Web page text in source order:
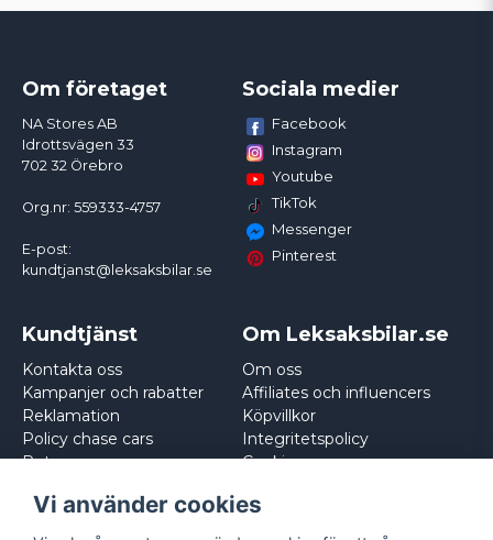
Om företaget
NA Stores AB
Idrottsvägen 33
702 32 Örebro
Org.nr: 559333-4757
E-post:
kundtjanst@leksaksbilar.se
Sociala medier
Facebook
Instagram
Youtube
TikTok
Messenger
Pinterest
Kundtjänst
Kontakta oss
Kampanjer och rabatter
Reklamation
Policy chase cars
Returnera
Om Leksaksbilar.se
Om oss
Affiliates och influencers
Köpvillkor
Integritetspolicy
Cookies
Vi använder cookies